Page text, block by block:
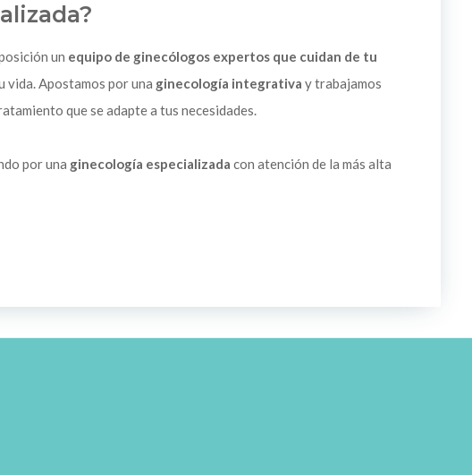
un equipo de ginecólogos expertos que cuidan de tu
vida. Apostamos por una ginecología integrativa y trabajamos
que se adapte a tus necesidades.
por una ginecología especializada con atención de la más alta